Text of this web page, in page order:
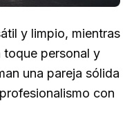
y limpio, mientras
toque personal y
una pareja sólida
con